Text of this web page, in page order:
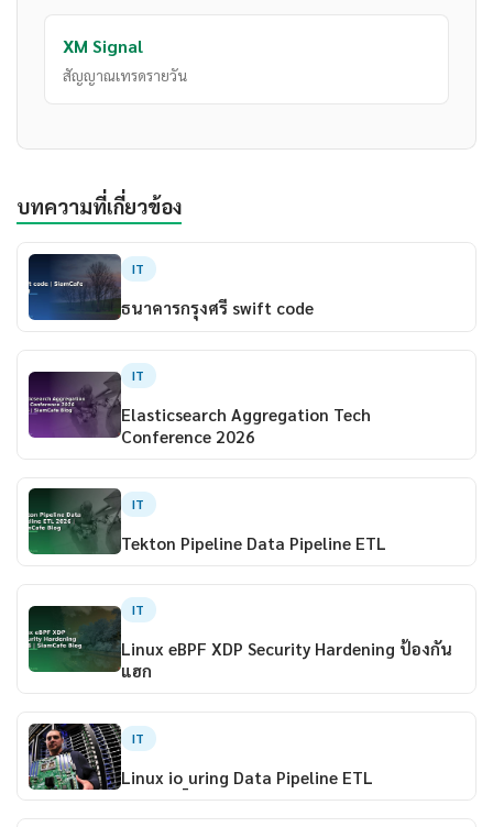
XM Signal
สัญญาณเทรดรายวัน
บทความที่เกี่ยวข้อง
IT
ธนาคารกรุงศรี swift code
IT
Elasticsearch Aggregation Tech
Conference 2026
IT
Tekton Pipeline Data Pipeline ETL
IT
Linux eBPF XDP Security Hardening ป้องกัน
แฮก
IT
Linux io_uring Data Pipeline ETL